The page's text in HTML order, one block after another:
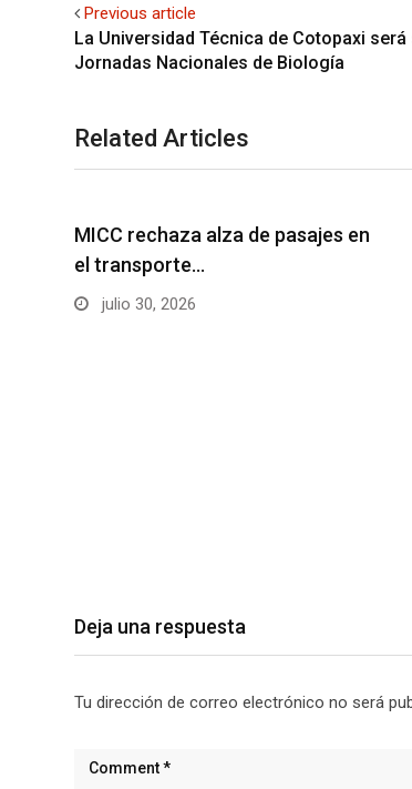
Previous article
La Universidad Técnica de Cotopaxi será
Jornadas Nacionales de Biología
Related Articles
MICC rechaza alza de pasajes en
el transporte…
julio 30, 2026
Deja una respuesta
Tu dirección de correo electrónico no será